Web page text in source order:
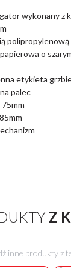
wykonany z
o
etykieta
palec
Z
inne produkty z